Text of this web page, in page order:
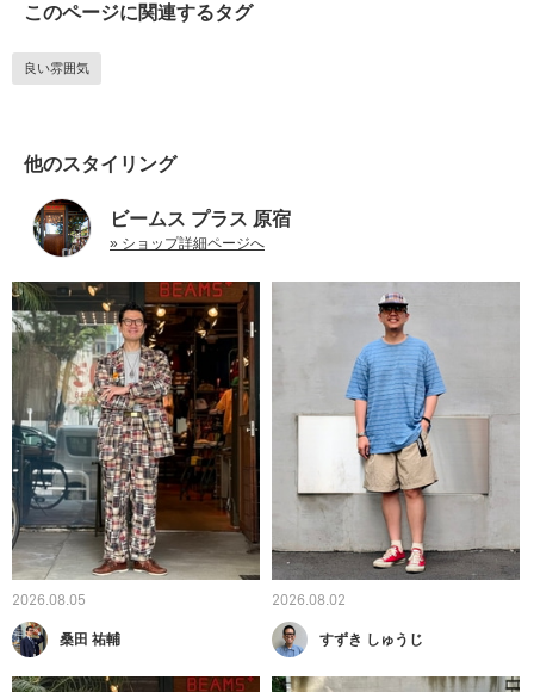
このページに関連するタグ
良い雰囲気
他のスタイリング
ビームス プラス 原宿
» ショップ詳細ページへ
2026.08.05
桑田 祐輔
2026.08.02
すずき しゅうじ